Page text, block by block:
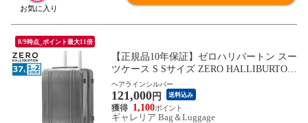
8/9時点_ポイント最大11倍
【正規品10年保証】ゼロハリバートン スー
ツケース S Sサイズ ZERO HALLIBURTON
キャリーケース キャリー 軽量 軽い TSA T
S 静音 静音キャスター 小型 小さめ コンパ
クト 37L Classic Lightweight 4.0 81373
ヘアラインシルバー
121,000円 送料込み
1,100
ギャレリア Bag＆Luggage